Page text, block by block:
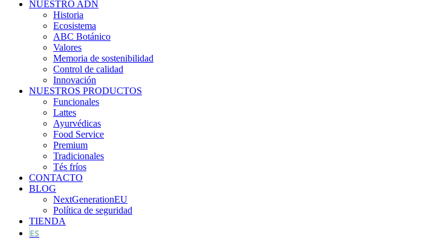
NUESTRO ADN
Historia
Ecosistema
ABC Botánico
Valores
Memoria de sostenibilidad
Control de calidad
Innovación
NUESTROS PRODUCTOS
Funcionales
Lattes
Ayurvédicas
Food Service
Premium
Tradicionales
Tés fríos
CONTACTO
BLOG
NextGenerationEU
Política de seguridad
TIENDA
ES